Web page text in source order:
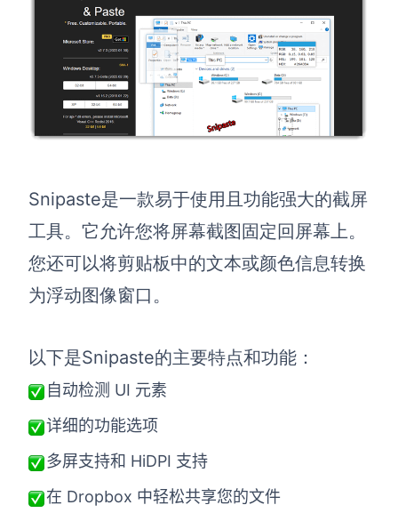
Snipaste是一款易于使用且功能强大的截屏
工具。它允许您将屏幕截图固定回屏幕上。
您还可以将剪贴板中的文本或颜色信息转换
为浮动图像窗口。
以下是Snipaste的主要特点和功能：
自动检测 UI 元素
详细的功能选项
多屏支持和 HiDPI 支持
在 Dropbox 中轻松共享您的文件